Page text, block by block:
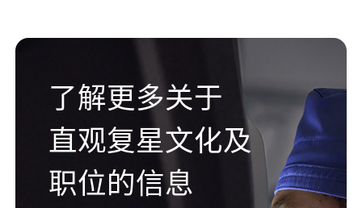
了解更多关于
直观复星文化及
职位的信息